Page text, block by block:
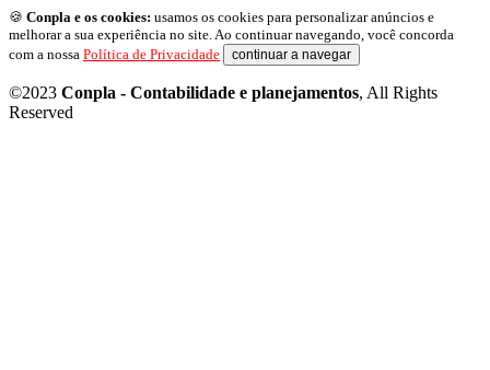
🍪 Conpla e os cookies: usamos os cookies para personalizar anúncios e
melhorar a sua experiência no site. Ao continuar navegando, você concorda
com a nossa Política de Privacidade continuar a navegar
©2023 Conpla - Contabilidade e planejamentos, All Rights
Reserved